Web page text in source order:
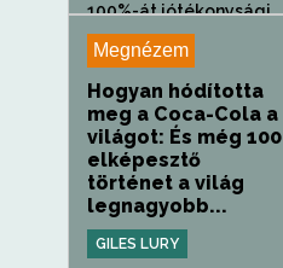
100%-át jótékonysági
célokra...
Megnézem
Hogyan hódította
meg a Coca-Cola a
világot: És még 100
elképesztő
történet a világ
legnagyobb...
GILES LURY